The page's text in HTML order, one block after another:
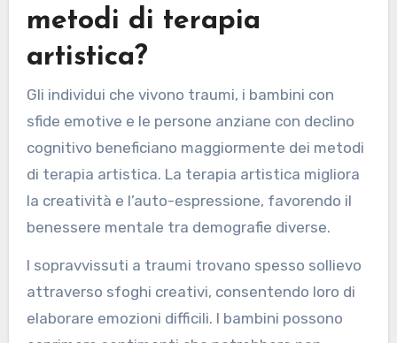
metodi di terapia
artistica?
Gli individui che vivono traumi, i bambini con
sfide emotive e le persone anziane con declino
cognitivo beneficiano maggiormente dei metodi
di terapia artistica. La terapia artistica migliora
la creatività e l’auto-espressione, favorendo il
benessere mentale tra demografie diverse.
I sopravvissuti a traumi trovano spesso sollievo
attraverso sfoghi creativi, consentendo loro di
elaborare emozioni difficili. I bambini possono